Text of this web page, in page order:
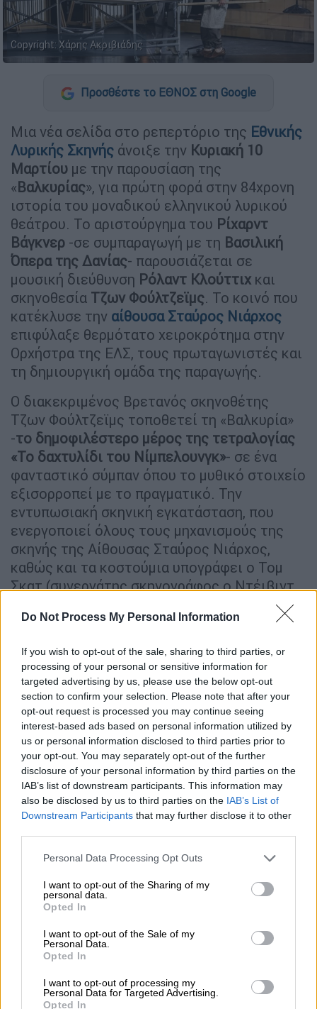
Do Not Process My Personal Information
If you wish to opt-out of the sale, sharing to third parties, or
processing of your personal or sensitive information for
targeted advertising by us, please use the below opt-out
section to confirm your selection. Please note that after your
opt-out request is processed you may continue seeing
interest-based ads based on personal information utilized by
us or personal information disclosed to third parties prior to
your opt-out. You may separately opt-out of the further
disclosure of your personal information by third parties on the
IAB’s list of downstream participants. This information may
also be disclosed by us to third parties on the IAB’s List of
Downstream Participants that may further disclose it to other
Please note that this website/app uses one or more Google
not limited to your visit or usage behaviour. You may click to
grant or deny consent to Google and its third-party tags to
use your data for below specified purposes in below Google
consent section.
Personal Data Processing Opt Outs
I want to opt-out of the Sharing of my
personal data.
Opted In
I want to opt-out of the Sale of my
Personal Data.
Opted In
I want to opt-out of processing my
Personal Data for Targeted Advertising.
Opted In
Copyright: Χάρης Ακριβιάδης
Προσθέστε το ΕΘΝΟΣ στη Google
Μια νέα σελίδα στο ρεπερτόριο της Εθνικής
Λυρικής Σκηνής άνοιξε την Κυριακή 10
Μαρτίου με την παρουσίαση της
«Βαλκυρίας», για πρώτη φορά στην 84χρονη
ιστορία του μοναδικού ελληνικού λυρικού
θεάτρου. Το αριστούργημα του Ρίχαρντ
Βάγκνερ -σε συμπαραγωγή με τη Βασιλική
Όπερα της Δανίας- παρουσιάζεται σε
μουσική διεύθυνση Ρόλαντ Κλούττιχ και
σκηνοθεσία Τζων Φούλτζεϊμς. Το κοινό που
κατέκλυσε την αίθουσα Σταύρος Νιάρχος
επιφύλαξε θερμότατο χειροκρότημα στην
Ορχήστρα της ΕΛΣ, τους πρωταγωνιστές και
τη δημιουργική ομάδα της παραγωγής.
Ο διακεκριμένος Βρετανός σκηνοθέτης
Τζων Φούλτζεϊμς τοποθετεί τη «Βαλκυρία»
-το δημοφιλέστερο μέρος της τετραλογίας
«Το δαχτυλίδι του Νίμπελουνγκ»- σε ένα
φανταστικό σύμπαν όπου το μυθικό στοιχείο
εξισορροπεί με το πραγματικό. Την
εντυπωσιακή σκηνική εγκατάσταση, που
ενεργοποιεί όλους τους μηχανισμούς της
σκηνής της Αίθουσας Σταύρος Νιάρχος,
καθώς και τα κοστούμια υπογράφει ο Τομ
Σκατ (συνεργάτης σκηνογράφος ο Ντέιβιντ
Αλλεν), ενώ τους εξαιρετικούς φωτισμούς η
Ντ. Μ. Γουντ.Συνεργάτιδα σκηνοθέτρια
Ο διεθνώς καταξιωμένος Γερμανός
αρχιμουσικός Ρόλαντ Κλούττιχ οδήγησε την
Ορχήστρα της Εθνικής Λυρικής Σκηνής σε
μια ερμηνεία υψηλών αξιώσεων, στην πρώτη
της αναμέτρηση με ένα από τα πιο
απαιτητικά έργα του ρεπερτορίου.